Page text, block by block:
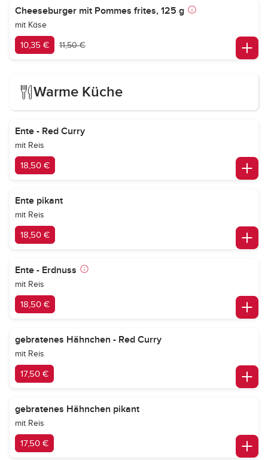
Cheeseburger mit Pommes frites, 125 g
mit Käse
10,35 € 11,50 €
Warme Küche
Ente - Red Curry
mit Reis
18,50 €
Ente pikant
mit Reis
18,50 €
Ente - Erdnuss
mit Reis
18,50 €
gebratenes Hähnchen - Red Curry
mit Reis
17,50 €
gebratenes Hähnchen pikant
mit Reis
17,50 €